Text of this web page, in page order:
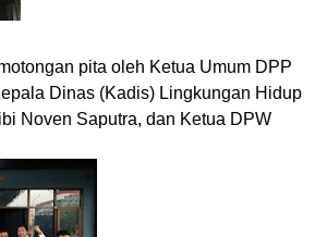
pita oleh Ketua Umum DPP
Dinas (Kadis) Lingkungan Hidup
Noven Saputra, dan Ketua DPW